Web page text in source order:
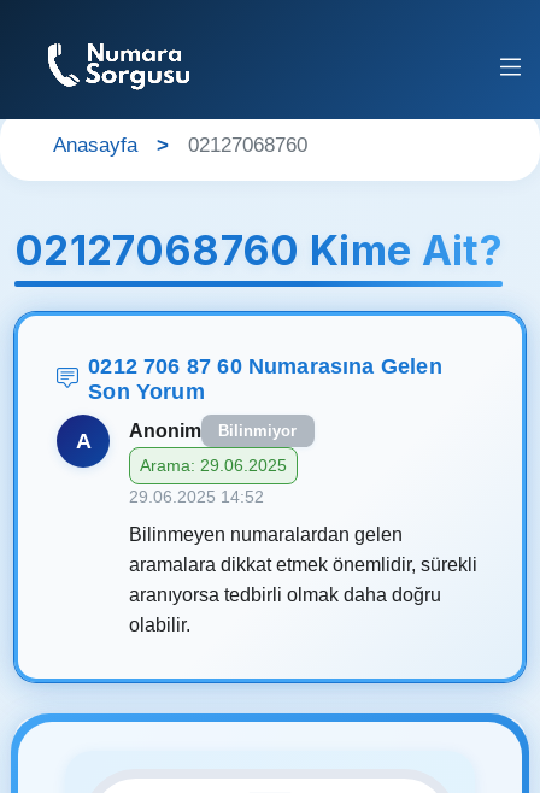
Anasayfa 02127068760
02127068760 Kime Ait?
0212 706 87 60 Numarasına Gelen
Son Yorum
A Anonim Bilinmiyor
Arama: 29.06.2025
29.06.2025 14:52
Bilinmeyen numaralardan gelen
aramalara dikkat etmek önemlidir, sürekli
aranıyorsa tedbirli olmak daha doğru
olabilir.